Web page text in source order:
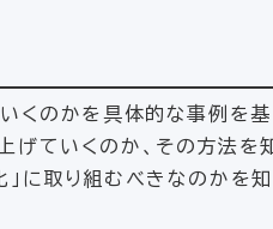
いくのかを具体的な事例を
げていくのか、その方法を
」に取り組むべきなのかを